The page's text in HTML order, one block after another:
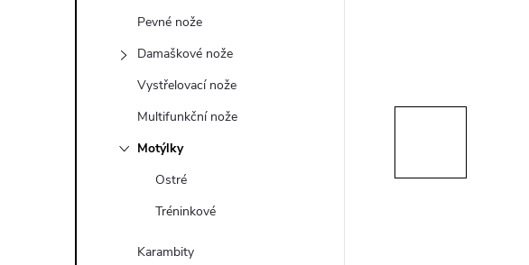
Pevné nože
Damaškové nože
Vystřelovací nože
Multifunkční nože
Motýlky
Ostré
Tréninkové
Karambity